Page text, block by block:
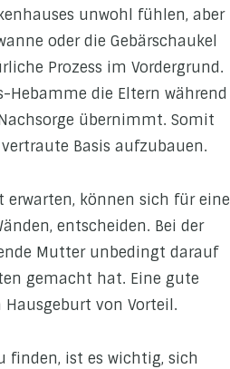
unwohl fühlen, aber
oder die Gebärschaukel
Prozess im Vordergrund.
Hebamme die Eltern während
übernimmt. Somit
Basis aufzubauen.
erwarten, können sich für eine
entscheiden. Bei der
Mutter unbedingt darauf
gemacht hat. Eine gute
von Vorteil.
finden, ist es wichtig, sich